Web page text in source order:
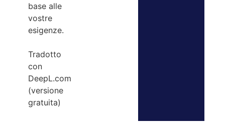
base alle
vostre
esigenze.
Tradotto
con
DeepL.com
(versione
gratuita)